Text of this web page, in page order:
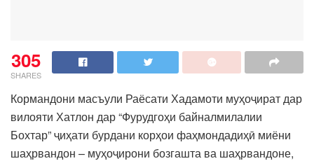
305
SHARES
Кормандони масъули Раёсати Хадамоти муҳоҷират дар
вилояти Хатлон дар “Фурудгоҳи байналмилалии
Бохтар” ҷиҳати бурдани корҳои фаҳмондадиҳӣ миёни
шаҳрвандон – муҳоҷирони бозгашта ва шаҳрвандоне,